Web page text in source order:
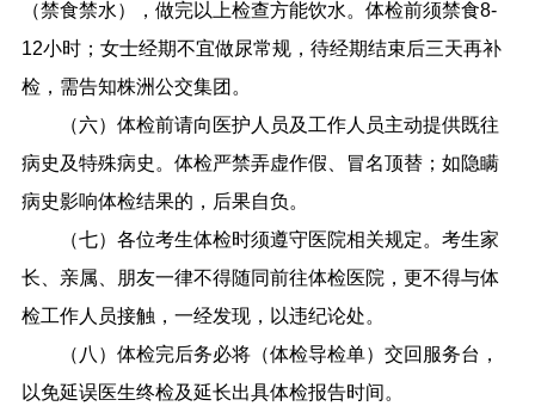
（禁食禁水），做完以上检查方能饮水。体检前须禁食8-
12小时；女士经期不宜做尿常规，待经期结束后三天再补
检，需告知株洲公交集团。
（六）体检前请向医护人员及工作人员主动提供既往
病史及特殊病史。体检严禁弄虚作假、冒名顶替；如隐瞒
病史影响体检结果的，后果自负。
（七）各位考生体检时须遵守医院相关规定。考生家
长、亲属、朋友一律不得随同前往体检医院，更不得与体
检工作人员接触，一经发现，以违纪论处。
（八）体检完后务必将（体检导检单）交回服务台，
以免延误医生终检及延长出具体检报告时间。